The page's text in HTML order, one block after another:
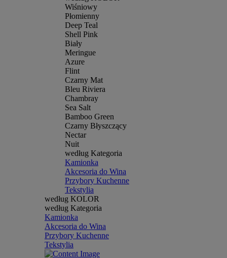
Wiśniowy
Płomienny
Deep Teal
Shell Pink
Biały
Meringue
Azure
Flint
Czarny Mat
Bleu Riviera
Chambray
Sea Salt
Bamboo Green
Czarny Błyszczący
Nectar
Nuit
według Kategoria
Kamionka
Akcesoria do Wina
Przybory Kuchenne
Tekstylia
według KOLOR
według Kategoria
Kamionka
Akcesoria do Wina
Przybory Kuchenne
Tekstylia